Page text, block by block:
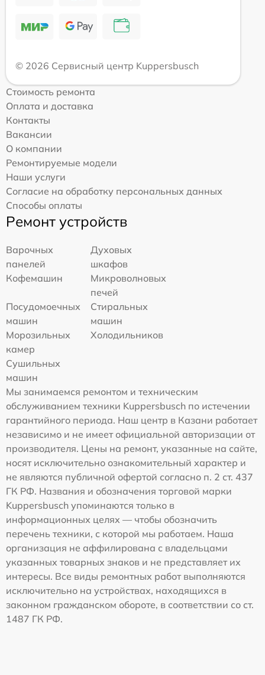
© 2026 Сервисный центр Kuppersbusch
Стоимость ремонта
Оплата и доставка
Контакты
Вакансии
О компании
Ремонтируемые модели
Наши услуги
Согласие на обработку персональных данных
Способы оплаты
Ремонт устройств
Варочных
панелей
Духовых
шкафов
Кофемашин
Микроволновых
печей
Посудомоечных
машин
Стиральных
машин
Морозильных
камер
Холодильников
Сушильных
машин
Мы занимаемся ремонтом и техническим
обслуживанием техники Kuppersbusch по истечении
гарантийного периода. Наш центр в Казани работает
независимо и не имеет официальной авторизации от
производителя. Цены на ремонт, указанные на сайте,
носят исключительно ознакомительный характер и
не являются публичной офертой согласно п. 2 ст. 437
ГК РФ. Названия и обозначения торговой марки
Kuppersbusch упоминаются только в
информационных целях — чтобы обозначить
перечень техники, с которой мы работаем. Наша
организация не аффилирована с владельцами
указанных товарных знаков и не представляет их
интересы. Все виды ремонтных работ выполняются
исключительно на устройствах, находящихся в
законном гражданском обороте, в соответствии со ст.
1487 ГК РФ.